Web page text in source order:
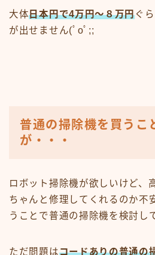
大体日本円で4万円〜８万円ぐ
が出せません(ﾟoﾟ;;
普通の掃除機を買うこ
が・・・
ロボット掃除機が欲しいけど、
ちゃんと修理してくれるのか不
うことで普通の掃除機を検討し
ただ問題はコードありの普通の